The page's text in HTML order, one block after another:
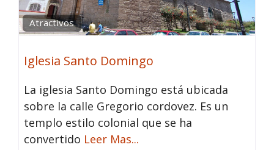
Atractivos
Iglesia Santo Domingo
La iglesia Santo Domingo está ubicada
sobre la calle Gregorio cordovez. Es un
templo estilo colonial que se ha
convertido Leer Mas...